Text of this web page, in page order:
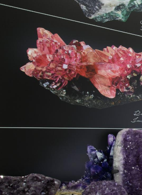
© RULES, s.r.o.